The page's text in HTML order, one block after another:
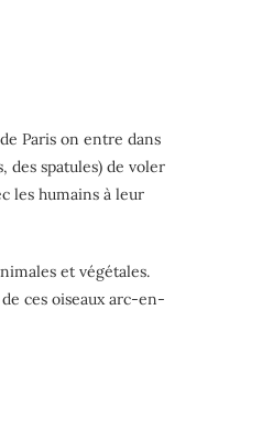
Paris on entre dans
des spatules) de voler
les humains à leur
et végétales.
ces oiseaux arc-en-